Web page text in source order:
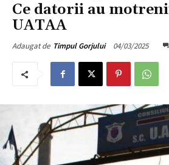
Ce datorii au
UATAA
Adaugat de Timpul Gorjului 04/03/2025